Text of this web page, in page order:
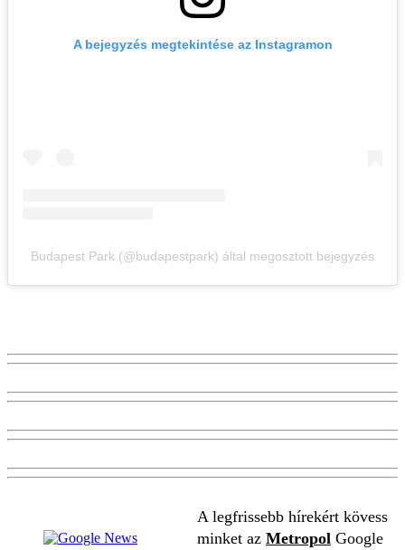
A bejegyzés megtekintése az Instagramon
Budapest Park (@budapestpark) által megosztott bejegyzés
A legfrissebb hírekért kövess
minket az Metropol Google